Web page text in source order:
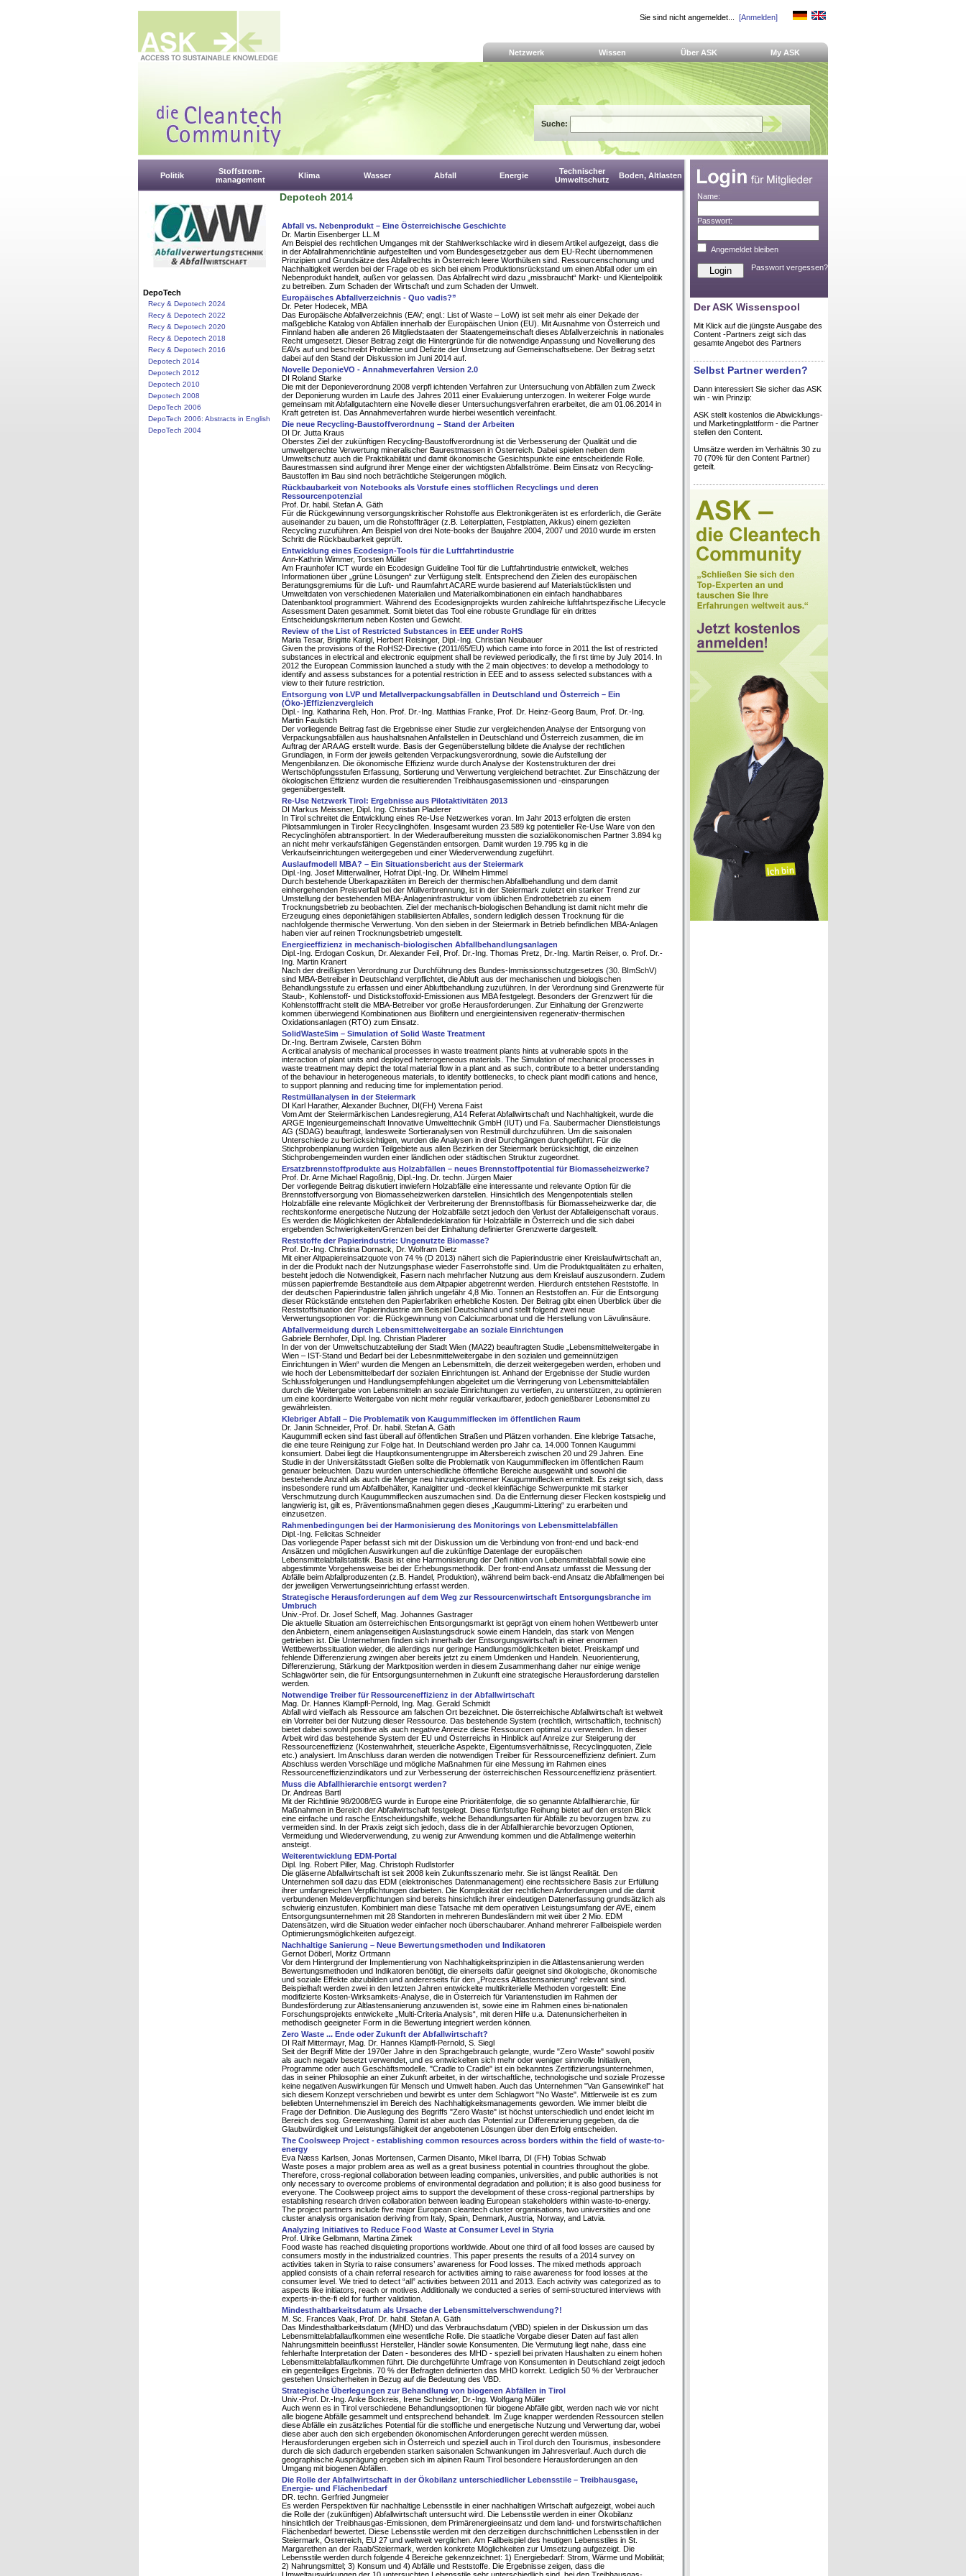
Sie sind nicht angemeldet... [Anmelden]
Netzwerk Wissen Über ASK My ASK
Suche:
Politik
Stoffstrom-
management
Klima Wasser Abfall Energie
Technischer
Umweltschutz
Boden, Altlasten
DepoTech
Recy & Depotech 2024
Recy & Depotech 2022
Recy & Depotech 2020
Recy & Depotech 2018
Recy & Depotech 2016
Depotech 2014
Depotech 2012
Depotech 2010
Depotech 2008
DepoTech 2006
DepoTech 2006: Abstracts in English
DepoTech 2004
Depotech 2014
Abfall vs. Nebenprodukt – Eine Österreichische Geschichte
Dr. Martin Eisenberger LL.M
Am Beispiel des rechtlichen Umganges mit der Stahlwerkschlacke wird in diesem Artikel aufgezeigt, dass die
in der Abfallrahmenrichtlinie aufgestellten und vom Bundesgesetzgeber aus dem EU-Recht übernommenen
Prinzipien und Grundsätze des Abfallrechts in Österreich leere Worthülsen sind. Ressourcenschonung und
Nachhaltigkeit werden bei der Frage ob es sich bei einem Produktionsrückstand um einen Abfall oder um ein
Nebenprodukt handelt, außen vor gelassen. Das Abfallrecht wird dazu „missbraucht“ Markt- und Klientelpolitik
zu betreiben. Zum Schaden der Wirtschaft und zum Schaden der Umwelt.
Europäisches Abfallverzeichnis - Quo vadis?”
Dr. Peter Hodecek, MBA
Das Europäische Abfallverzeichnis (EAV; engl.: List of Waste – LoW) ist seit mehr als einer Dekade der
maßgebliche Katalog von Abfällen innerhalb der Europäischen Union (EU). Mit Ausnahme von Österreich und
Finnland haben alle anderen 26 Mitgliedstaaten der Staatengemeinschaft dieses Abfallverzeichnis in nationales
Recht umgesetzt. Dieser Beitrag zeigt die Hintergründe für die notwendige Anpassung und Novellierung des
EAVs auf und beschreibt Probleme und Defizite der Umsetzung auf Gemeinschaftsebene. Der Beitrag setzt
dabei auf den Stand der Diskussion im Juni 2014 auf.
Novelle DeponieVO - Annahmeverfahren Version 2.0
DI Roland Starke
Die mit der Deponieverordnung 2008 verpfl ichtenden Verfahren zur Untersuchung von Abfällen zum Zweck
der Deponierung wurden im Laufe des Jahres 2011 einer Evaluierung unterzogen. In weiterer Folge wurde
gemeinsam mit Abfallgutachtern eine Novelle dieser Untersuchungsverfahren erarbeitet, die am 01.06.2014 in
Kraft getreten ist. Das Annahmeverfahren wurde hierbei wesentlich vereinfacht.
Die neue Recycling-Baustoffverordnung – Stand der Arbeiten
DI Dr. Jutta Kraus
Oberstes Ziel der zukünftigen Recycling-Baustoffverordnung ist die Verbesserung der Qualität und die
umweltgerechte Verwertung mineralischer Baurestmassen in Österreich. Dabei spielen neben dem
Umweltschutz auch die Praktikabilität und damit ökonomische Gesichtspunkte eine entscheidende Rolle.
Baurestmassen sind aufgrund ihrer Menge einer der wichtigsten Abfallströme. Beim Einsatz von Recycling-
Baustoffen im Bau sind noch beträchtliche Steigerungen möglich.
Rückbaubarkeit von Notebooks als Vorstufe eines stofflichen Recyclings und deren
Ressourcenpotenzial
Prof. Dr. habil. Stefan A. Gäth
Für die Rückgewinnung versorgungskritischer Rohstoffe aus Elektronikgeräten ist es erforderlich, die Geräte
auseinander zu bauen, um die Rohstoffträger (z.B. Leiterplatten, Festplatten, Akkus) einem gezielten
Recycling zuzuführen. Am Beispiel von drei Note-books der Baujahre 2004, 2007 und 2010 wurde im ersten
Schritt die Rückbaubarkeit geprüft.
Entwicklung eines Ecodesign-Tools für die Luftfahrtindustrie
Ann-Kathrin Wimmer, Torsten Müller
Am Fraunhofer ICT wurde ein Ecodesign Guideline Tool für die Luftfahrtindustrie entwickelt, welches
Informationen über „grüne Lösungen“ zur Verfügung stellt. Entsprechend den Zielen des europäischen
Beratungsgremiums für die Luft- und Raumfahrt ACARE wurde basierend auf Materialstücklisten und
Umweltdaten von verschiedenen Materialien und Materialkombinationen ein einfach handhabbares
Datenbanktool programmiert. Während des Ecodesignprojekts wurden zahlreiche luftfahrtspezifische Lifecycle
Assessment Daten gesammelt. Somit bietet das Tool eine robuste Grundlage für ein drittes
Entscheidungskriterium neben Kosten und Gewicht.
Review of the List of Restricted Substances in EEE under RoHS
Maria Tesar, Brigitte Karigl, Herbert Reisinger, Dipl.-Ing. Christian Neubauer
Given the provisions of the RoHS2-Directive (2011/65/EU) which came into force in 2011 the list of restricted
substances in electrical and electronic equipment shall be reviewed periodically, the fi rst time by July 2014. In
2012 the European Commission launched a study with the 2 main objectives: to develop a methodology to
identify and assess substances for a potential restriction in EEE and to assess selected substances with a
view to their future restriction.
Entsorgung von LVP und Metallverpackungsabfällen in Deutschland und Österreich – Ein
(Öko-)Effizienzvergleich
Dipl.- Ing. Katharina Reh, Hon. Prof. Dr.-Ing. Matthias Franke, Prof. Dr. Heinz-Georg Baum, Prof. Dr.-Ing.
Martin Faulstich
Der vorliegende Beitrag fast die Ergebnisse einer Studie zur vergleichenden Analyse der Entsorgung von
Verpackungsabfällen aus haushaltsnahen Anfallstellen in Deutschland und Österreich zusammen, die im
Auftrag der ARA AG erstellt wurde. Basis der Gegenüberstellung bildete die Analyse der rechtlichen
Grundlagen, in Form der jeweils geltenden Verpackungsverordnung, sowie die Aufstellung der
Mengenbilanzen. Die ökonomische Effizienz wurde durch Analyse der Kostenstrukturen der drei
Wertschöpfungsstufen Erfassung, Sortierung und Verwertung vergleichend betrachtet. Zur Einschätzung der
ökologischen Effizienz wurden die resultierenden Treibhausgasemissionen und -einsparungen
gegenübergestellt.
Re-Use Netzwerk Tirol: Ergebnisse aus Pilotaktivitäten 2013
DI Markus Meissner, Dipl. Ing. Christian Pladerer
In Tirol schreitet die Entwicklung eines Re-Use Netzwerkes voran. Im Jahr 2013 erfolgten die ersten
Pilotsammlungen in Tiroler Recyclinghöfen. Insgesamt wurden 23.589 kg potentieller Re-Use Ware von den
Recyclinghöfen abtransportiert. In der Wiederaufbereitung mussten die sozialökonomischen Partner 3.894 kg
an nicht mehr verkaufsfähigen Gegenständen entsorgen. Damit wurden 19.795 kg in die
Verkaufseinrichtungen weitergegeben und einer Wiederverwendung zugeführt.
Auslaufmodell MBA? – Ein Situationsbericht aus der Steiermark
Dipl.-Ing. Josef Mitterwallner, Hofrat Dipl.-Ing. Dr. Wilhelm Himmel
Durch bestehende Überkapazitäten im Bereich der thermischen Abfallbehandlung und dem damit
einhergehenden Preisverfall bei der Müllverbrennung, ist in der Steiermark zuletzt ein starker Trend zur
Umstellung der bestehenden MBA-Anlageninfrastruktur vom üblichen Endrottebetrieb zu einem
Trocknungsbetrieb zu beobachten. Ziel der mechanisch-biologischen Behandlung ist damit nicht mehr die
Erzeugung eines deponiefähigen stabilisierten Abfalles, sondern lediglich dessen Trocknung für die
nachfolgende thermische Verwertung. Von den sieben in der Steiermark in Betrieb befindlichen MBA-Anlagen
haben vier auf reinen Trocknungsbetrieb umgestellt.
Energieeffizienz in mechanisch-biologischen Abfallbehandlungsanlagen
Dipl.-Ing. Erdogan Coskun, Dr. Alexander Feil, Prof. Dr.-Ing. Thomas Pretz, Dr.-Ing. Martin Reiser, o. Prof. Dr.-
Ing. Martin Kranert
Nach der dreißigsten Verordnung zur Durchführung des Bundes-Immissionsschutzgesetzes (30. BImSchV)
sind MBA-Betreiber in Deutschland verpflichtet, die Abluft aus der mechanischen und biologischen
Behandlungsstufe zu erfassen und einer Abluftbehandlung zuzuführen. In der Verordnung sind Grenzwerte für
Staub-, Kohlenstoff- und Distickstoffoxid-Emissionen aus MBA festgelegt. Besonders der Grenzwert für die
Kohlenstofffracht stellt die MBA-Betreiber vor große Herausforderungen. Zur Einhaltung der Grenzwerte
kommen überwiegend Kombinationen aus Biofiltern und energieintensiven regenerativ-thermischen
Oxidationsanlagen (RTO) zum Einsatz.
SolidWasteSim – Simulation of Solid Waste Treatment
Dr.-Ing. Bertram Zwisele, Carsten Böhm
A critical analysis of mechanical processes in waste treatment plants hints at vulnerable spots in the
interaction of plant units and deployed heterogeneous materials. The Simulation of mechanical processes in
waste treatment may depict the total material flow in a plant and as such, contribute to a better understanding
of the behaviour in heterogeneous materials, to identify bottlenecks, to check plant modifi cations and hence,
to support planning and reducing time for implementation period.
Restmüllanalysen in der Steiermark
DI Karl Harather, Alexander Buchner, DI(FH) Verena Faist
Vom Amt der Steiermärkischen Landesregierung, A14 Referat Abfallwirtschaft und Nachhaltigkeit, wurde die
ARGE Ingenieurgemeinschaft Innovative Umwelttechnik GmbH (IUT) und Fa. Saubermacher Dienstleistungs
AG (SDAG) beauftragt, landesweite Sortieranalysen von Restmüll durchzuführen. Um die saisonalen
Unterschiede zu berücksichtigen, wurden die Analysen in drei Durchgängen durchgeführt. Für die
Stichprobenplanung wurden Teilgebiete aus allen Bezirken der Steiermark berücksichtigt, die einzelnen
Stichprobengemeinden wurden einer ländlichen oder städtischen Struktur zugeordnet.
Ersatzbrennstoffprodukte aus Holzabfällen – neues Brennstoffpotential für Biomasseheizwerke?
Prof. Dr. Arne Michael Ragoßnig, Dipl.-Ing. Dr. techn. Jürgen Maier
Der vorliegende Beitrag diskutiert inwiefern Holzabfälle eine interessante und relevante Option für die
Brennstoffversorgung von Biomasseheizwerken darstellen. Hinsichtlich des Mengenpotentials stellen
Holzabfälle eine relevante Möglichkeit der Verbreiterung der Brennstoffbasis für Biomasseheizwerke dar, die
rechtskonforme energetische Nutzung der Holzabfälle setzt jedoch den Verlust der Abfalleigenschaft voraus.
Es werden die Möglichkeiten der Abfallendedeklaration für Holzabfälle in Österreich und die sich dabei
ergebenden Schwierigkeiten/Grenzen bei der Einhaltung definierter Grenzwerte dargestellt.
Reststoffe der Papierindustrie: Ungenutzte Biomasse?
Prof. Dr.-Ing. Christina Dornack, Dr. Wolfram Dietz
Mit einer Altpapiereinsatzquote von 74 % (D 2013) nähert sich die Papierindustrie einer Kreislaufwirtschaft an,
in der die Produkt nach der Nutzungsphase wieder Faserrohstoffe sind. Um die Produktqualitäten zu erhalten,
besteht jedoch die Notwendigkeit, Fasern nach mehrfacher Nutzung aus dem Kreislauf auszusondern. Zudem
müssen papierfremde Bestandteile aus dem Altpapier abgetrennt werden. Hierdurch entstehen Reststoffe. In
der deutschen Papierindustrie fallen jährlich ungefähr 4,8 Mio. Tonnen an Reststoffen an. Für die Entsorgung
dieser Rückstände entstehen den Papierfabriken erhebliche Kosten. Der Beitrag gibt einen Überblick über die
Reststoffsituation der Papierindustrie am Beispiel Deutschland und stellt folgend zwei neue
Verwertungsoptionen vor: die Rückgewinnung von Calciumcarbonat und die Herstellung von Lävulinsäure.
Abfallvermeidung durch Lebensmittelweitergabe an soziale Einrichtungen
Gabriele Bernhofer, Dipl. Ing. Christian Pladerer
In der von der Umweltschutzabteilung der Stadt Wien (MA22) beauftragten Studie „Lebensmittelweitergabe in
Wien – IST-Stand und Bedarf bei der Lebesnmittelweitergabe in den sozialen und gemeinnützigen
Einrichtungen in Wien“ wurden die Mengen an Lebensmitteln, die derzeit weitergegeben werden, erhoben und
wie hoch der Lebensmittelbedarf der sozialen Einrichtungen ist. Anhand der Ergebnisse der Studie wurden
Schlussfolgerungen und Handlungsempfehlungen abgeleitet um die Verringerung von Lebensmittelabfällen
durch die Weitergabe von Lebensmitteln an soziale Einrichtungen zu vertiefen, zu unterstützen, zu optimieren
um eine koordinierte Weitergabe von nicht mehr regulär verkaufbarer, jedoch genießbarer Lebensmittel zu
gewährleisten.
Klebriger Abfall – Die Problematik von Kaugummiflecken im öffentlichen Raum
Dr. Janin Schneider, Prof. Dr. habil. Stefan A. Gäth
Kaugummifl ecken sind fast überall auf öffentlichen Straßen und Plätzen vorhanden. Eine klebrige Tatsache,
die eine teure Reinigung zur Folge hat. In Deutschland werden pro Jahr ca. 14.000 Tonnen Kaugummi
konsumiert. Dabei liegt die Hauptkonsumentengruppe im Altersbereich zwischen 20 und 29 Jahren. Eine
Studie in der Universitätsstadt Gießen sollte die Problematik von Kaugummiflecken im öffentlichen Raum
genauer beleuchten. Dazu wurden unterschiedliche öffentliche Bereiche ausgewählt und sowohl die
bestehende Anzahl als auch die Menge neu hinzugekommener Kaugummiflecken ermittelt. Es zeigt sich, dass
insbesondere rund um Abfallbehälter, Kanalgitter und -deckel kleinflächige Schwerpunkte mit starker
Verschmutzung durch Kaugummiflecken auszumachen sind. Da die Entfernung dieser Flecken kostspielig und
langwierig ist, gilt es, Präventionsmaßnahmen gegen dieses „Kaugummi-Littering“ zu erarbeiten und
einzusetzen.
Rahmenbedingungen bei der Harmonisierung des Monitorings von Lebensmittelabfällen
Dipl.-Ing. Felicitas Schneider
Das vorliegende Paper befasst sich mit der Diskussion um die Verbindung von front-end und back-end
Ansätzen und möglichen Auswirkungen auf die zukünftige Datenlage der europäischen
Lebensmittelabfallstatistik. Basis ist eine Harmonisierung der Defi nition von Lebensmittelabfall sowie eine
abgestimmte Vorgehensweise bei der Erhebungsmethodik. Der front-end Ansatz umfasst die Messung der
Abfälle beim Abfallproduzenten (z.B. Handel, Produktion), während beim back-end Ansatz die Abfallmengen bei
der jeweiligen Verwertungseinrichtung erfasst werden.
Strategische Herausforderungen auf dem Weg zur Ressourcenwirtschaft Entsorgungsbranche im
Umbruch
Univ.-Prof. Dr. Josef Scheff, Mag. Johannes Gastrager
Die aktuelle Situation am österreichischen Entsorgungsmarkt ist geprägt von einem hohen Wettbewerb unter
den Anbietern, einem anlagenseitigen Auslastungsdruck sowie einem Handeln, das stark von Mengen
getrieben ist. Die Unternehmen finden sich innerhalb der Entsorgungswirtschaft in einer enormen
Wettbewerbssituation wieder, die allerdings nur geringe Handlungsmöglichkeiten bietet. Preiskampf und
fehlende Differenzierung zwingen aber bereits jetzt zu einem Umdenken und Handeln. Neuorientierung,
Differenzierung, Stärkung der Marktposition werden in diesem Zusammenhang daher nur einige wenige
Schlagwörter sein, die für Entsorgungsunternehmen in Zukunft eine strategische Herausforderung darstellen
werden.
Notwendige Treiber für Ressourceneffizienz in der Abfallwirtschaft
Mag. Dr. Hannes Klampfl-Pernold, Ing. Mag. Gerald Schmidt
Abfall wird vielfach als Ressource am falschen Ort bezeichnet. Die österreichische Abfallwirtschaft ist weltweit
ein Vorreiter bei der Nutzung dieser Ressource. Das bestehende System (rechtlich, wirtschaftlich, technisch)
bietet dabei sowohl positive als auch negative Anreize diese Ressourcen optimal zu verwenden. In dieser
Arbeit wird das bestehende System der EU und Österreichs in Hinblick auf Anreize zur Steigerung der
Ressourceneffizienz (Kostenwahrheit, steuerliche Aspekte, Eigentumsverhältnisse, Recyclingquoten, Ziele
etc.) analysiert. Im Anschluss daran werden die notwendigen Treiber für Ressourceneffizienz definiert. Zum
Abschluss werden Vorschläge und mögliche Maßnahmen für eine Messung im Rahmen eines
Ressourceneffizienzindikators und zur Verbesserung der österreichischen Ressourceneffizienz präsentiert.
Muss die Abfallhierarchie entsorgt werden?
Dr. Andreas Bartl
Mit der Richtlinie 98/2008/EG wurde in Europe eine Prioritätenfolge, die so genannte Abfallhierarchie, für
Maßnahmen in Bereich der Abfallwirtschaft festgelegt. Diese fünfstufige Reihung bietet auf den ersten Blick
eine einfache und rasche Entscheidungshilfe, welche Behandlungsarten für Abfälle zu bevorzugen bzw. zu
vermeiden sind. In der Praxis zeigt sich jedoch, dass die in der Abfallhierarchie bevorzugen Optionen,
Vermeidung und Wiederverwendung, zu wenig zur Anwendung kommen und die Abfallmenge weiterhin
ansteigt.
Weiterentwicklung EDM-Portal
Dipl. Ing. Robert Piller, Mag. Christoph Rudlstorfer
Die gläserne Abfallwirtschaft ist seit 2008 kein Zukunftsszenario mehr. Sie ist längst Realität. Den
Unternehmen soll dazu das EDM (elektronisches Datenmanagement) eine rechtssichere Basis zur Erfüllung
ihrer umfangreichen Verpflichtungen darbieten. Die Komplexität der rechtlichen Anforderungen und die damit
verbundenen Meldeverpflichtungen sind bereits hinsichtlich ihrer eindeutigen Datenerfassung grundsätzlich als
schwierig einzustufen. Kombiniert man diese Tatsache mit dem operativen Leistungsumfang der AVE, einem
Entsorgungsunternehmen mit 28 Standorten in mehreren Bundesländern mit weit über 2 Mio. EDM
Datensätzen, wird die Situation weder einfacher noch überschaubarer. Anhand mehrerer Fallbeispiele werden
Optimierungsmöglichkeiten aufgezeigt.
Nachhaltige Sanierung – Neue Bewertungsmethoden und Indikatoren
Gernot Döberl, Moritz Ortmann
Vor dem Hintergrund der Implementierung von Nachhaltigkeitsprinzipien in die Altlastensanierung werden
Bewertungsmethoden und Indikatoren benötigt, die einerseits dafür geeignet sind ökologische, ökonomische
und soziale Effekte abzubilden und andererseits für den „Prozess Altlastensanierung“ relevant sind.
Beispielhaft werden zwei in den letzten Jahren entwickelte multikriterielle Methoden vorgestellt: Eine
modifizierte Kosten-Wirksamkeits-Analyse, die in Österreich für Variantenstudien im Rahmen der
Bundesförderung zur Altlastensanierung anzuwenden ist, sowie eine im Rahmen eines bi-nationalen
Forschungsprojekts entwickelte „Multi-Criteria Analysis“, mit deren Hilfe u.a. Datenunsicherheiten in
methodisch geeigneter Form in die Bewertung integriert werden können.
Zero Waste ... Ende oder Zukunft der Abfallwirtschaft?
DI Ralf Mittermayr, Mag. Dr. Hannes Klampfl-Pernold, S. Siegl
Seit der Begriff Mitte der 1970er Jahre in den Sprachgebrauch gelangte, wurde "Zero Waste" sowohl positiv
als auch negativ besetzt verwendet, und es entwickelten sich mehr oder weniger sinnvolle Initiativen,
Programme oder auch Geschäftsmodelle. "Cradle to Cradle" ist ein bekanntes Zertifizierungsunternehmen,
das in seiner Philosophie an einer Zukunft arbeitet, in der wirtschaftliche, technologische und soziale Prozesse
keine negativen Auswirkungen für Mensch und Umwelt haben. Auch das Unternehmen "Van Gansewinkel" hat
sich diesem Konzept verschrieben und bewirbt es unter dem Schlagwort "No Waste". Mittlerweile ist es zum
beliebten Unternehmensziel im Bereich des Nachhaltigkeitsmanagements geworden. Wie immer bleibt die
Frage der Definition. Die Auslegung des Begriffs "Zero Waste" ist höchst unterschiedlich und endet leicht im
Bereich des sog. Greenwashing. Damit ist aber auch das Potential zur Differenzierung gegeben, da die
Glaubwürdigkeit und Leistungsfähigkeit der angebotenen Lösungen über den Erfolg entscheiden.
The Coolsweep Project - establishing common resources across borders within the field of waste-to-
energy
Eva Næss Karlsen, Jonas Mortensen, Carmen Disanto, Mikel Ibarra, DI (FH) Tobias Schwab
Waste poses a major problem area as well as a great business potential in countries throughout the globe.
Therefore, cross-regional collaboration between leading companies, universities, and public authorities is not
only necessary to overcome problems of environmental degradation and pollution; it is also good business for
everyone. The Coolsweep project aims to support the development of these cross-regional partnerships by
establishing research driven collaboration between leading European stakeholders within waste-to-energy.
The project partners include five major European cleantech cluster organisations, two universities and one
cluster analysis organisation deriving from Italy, Spain, Denmark, Austria, Norway, and Latvia.
Analyzing Initiatives to Reduce Food Waste at Consumer Level in Styria
Prof. Ulrike Gelbmann, Martina Zimek
Food waste has reached disquieting proportions worldwide. About one third of all food losses are caused by
consumers mostly in the industrialized countries. This paper presents the results of a 2014 survey on
activities taken in Styria to raise consumers’ awareness for Food losses. The mixed methods approach
applied consists of a chain referral research for activities aiming to raise awareness for food losses at the
consumer level. We tried to detect “all” activities between 2011 and 2013. Each activity was categorized as to
aspects like initiators, reach or motives. Additionally we conducted a series of semi-structured interviews with
experts-in-the-fi eld for further validation.
Mindesthaltbarkeitsdatum als Ursache der Lebensmittelverschwendung?!
M. Sc. Frances Vaak, Prof. Dr. habil. Stefan A. Gäth
Das Mindesthaltbarkeitsdatum (MHD) und das Verbrauchsdatum (VBD) spielen in der Diskussion um das
Lebensmittelabfallaufkommen eine wesentliche Rolle. Die staatliche Vorgabe dieser Daten auf fast allen
Nahrungsmitteln beeinflusst Hersteller, Händler sowie Konsumenten. Die Vermutung liegt nahe, dass eine
fehlerhafte Interpretation der Daten - besonderes des MHD - speziell bei privaten Haushalten zu einem hohen
Lebensmittelabfallaufkommen führt. Die durchgeführte Umfrage von Konsumenten in Deutschland zeigt jedoch
ein gegenteiliges Ergebnis. 70 % der Befragten definierten das MHD korrekt. Lediglich 50 % der Verbraucher
gestehen Unsicherheiten in Bezug auf die Bedeutung des VBD.
Strategische Überlegungen zur Behandlung von biogenen Abfällen in Tirol
Univ.-Prof. Dr.-Ing. Anke Bockreis, Irene Schneider, Dr.-Ing. Wolfgang Müller
Auch wenn es in Tirol verschiedene Behandlungsoptionen für biogene Abfälle gibt, werden nach wie vor nicht
alle biogene Abfälle gesammelt und entsprechend behandelt. Im Zuge knapper werdenden Ressourcen stellen
diese Abfälle ein zusätzliches Potential für die stoffliche und energetische Nutzung und Verwertung dar, wobei
diese aber auch den sich ergebenden ökonomischen Anforderungen gerecht werden müssen.
Herausforderungen ergeben sich in Österreich und speziell auch in Tirol durch den Tourismus, insbesondere
durch die sich dadurch ergebenden starken saisonalen Schwankungen im Jahresverlauf. Auch durch die
geographische Ausprägung ergeben sich im alpinen Raum Tirol besondere Herausforderungen an den
Umgang mit biogenen Abfällen.
Die Rolle der Abfallwirtschaft in der Ökobilanz unterschiedlicher Lebensstile – Treibhausgase,
Energie- und Flächenbedarf
DR. techn. Gerfried Jungmeier
Es werden Perspektiven für nachhaltige Lebensstile in einer nachhaltigen Wirtschaft aufgezeigt, wobei auch
die Rolle der (zukünftigen) Abfallwirtschaft untersucht wird. Die Lebensstile werden in einer Ökobilanz
hinsichtlich der Treibhausgas-Emissionen, dem Primärenergieeinsatz und dem land- und forstwirtschaftlichen
Flächenbedarf bewertet. Diese Lebensstile werden mit den derzeitigen durchschnittlichen Lebensstilen in der
Steiermark, Österreich, EU 27 und weltweit verglichen. Am Fallbeispiel des heutigen Lebensstiles in St.
Margarethen an der Raab/Steiermark, werden konkrete Möglichkeiten zur Umsetzung aufgezeigt. Die
Lebensstile werden durch folgende 4 Bereiche gekennzeichnet: 1) Energiebedarf: Strom, Wärme und Mobilität;
2) Nahrungsmittel; 3) Konsum und 4) Abfälle und Reststoffe. Die Ergebnisse zeigen, dass die
Name:
Passwort:
Angemeldet bleiben
Passwort vergessen?
Der ASK Wissenspool
Mit Klick auf die jüngste Ausgabe des
Content -Partners zeigt sich das
gesamte Angebot des Partners
Selbst Partner werden?
Dann interessiert Sie sicher das ASK
win - win Prinzip:
ASK stellt kostenlos die Abwicklungs-
und Marketingplattform - die Partner
stellen den Content.
Umsätze werden im Verhältnis 30 zu
70 (70% für den Content Partner)
geteilt.